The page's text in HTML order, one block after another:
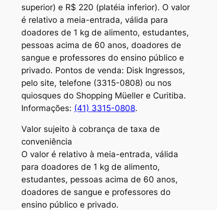
superior) e R$ 220 (platéia inferior). O valor
é relativo a meia-entrada, válida para
doadores de 1 kg de alimento, estudantes,
pessoas acima de 60 anos, doadores de
sangue e professores do ensino público e
privado. Pontos de venda: Disk Ingressos,
pelo site, telefone (3315-0808) ou nos
quiosques do Shopping Müeller e Curitiba.
Informações: (41) 3315-0808.
Valor sujeito à cobrança de taxa de
conveniência
O valor é relativo à meia-entrada, válida
para doadores de 1 kg de alimento,
estudantes, pessoas acima de 60 anos,
doadores de sangue e professores do
ensino público e privado.